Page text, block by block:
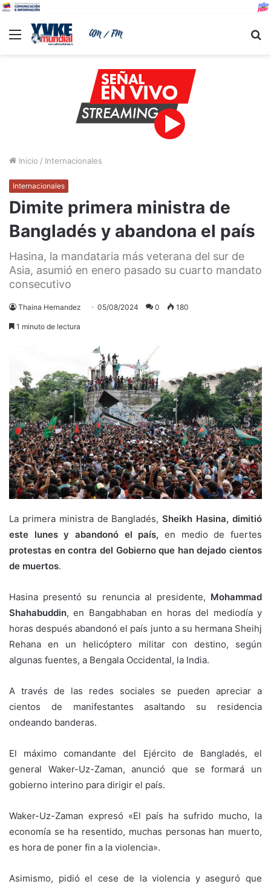
Menu
Inicio / Internacionales
Internacionales
Dimite primera ministra de
Bangladés y abandona el país
Hasina, la mandataria más veterana del sur de
Asia, asumió en enero pasado su cuarto mandato
consecutivo
Thaina Hernandez 05/08/2024 0 180
1 minuto de lectura
La primera ministra de Bangladés, Sheikh Hasina, dimitió
este lunes y abandonó el país, en medio de fuertes
protestas en contra del Gobierno que han dejado cientos
de muertos.
Hasina presentó su renuncia al presidente, Mohammad
Shahabuddin, en Bangabhaban en horas del mediodía y
horas después abandonó el país junto a su hermana Sheihj
Rehana en un helicóptero militar con destino, según
algunas fuentes, a Bengala Occidental, la India.
A través de las redes sociales se pueden apreciar a
cientos de manifestantes asaltando su residencia
ondeando banderas.
El máximo comandante del Ejército de Bangladés, el
general Waker-Uz-Zaman, anunció que se formará un
gobierno interino para dirigir el país.
Waker-Uz-Zaman expresó «El país ha sufrido mucho, la
economía se ha resentido, muchas personas han muerto,
es hora de poner fin a la violencia».
Asimismo, pidió el cese de la violencia y aseguró que